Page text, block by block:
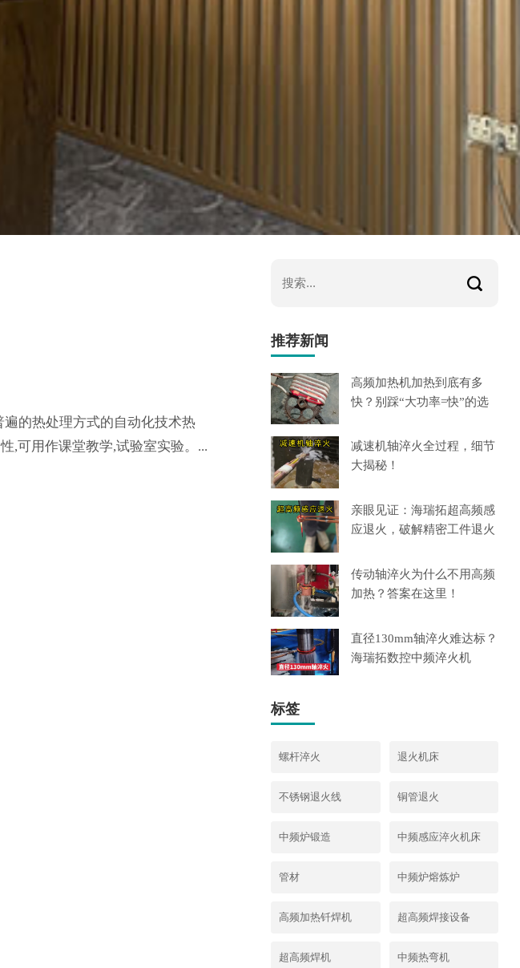
的热处理方式的自动化技术热
,可用作课堂教学,试验室实验。...
推荐新闻
高频加热机加热到底有多
快？别踩“大功率=快”的选
减速机轴淬火全过程，细节
大揭秘！
亲眼见证：海瑞拓超高频感
应退火，破解精密工件退火
传动轴淬火为什么不用高频
加热？答案在这里！
​直径130mm轴淬火难达标？
海瑞拓数控中频淬火机
标签
螺杆淬火 退火机床
不锈钢退火线 铜管退火
中频炉锻造 中频感应淬火机床
管材 中频炉熔炼炉
高频加热钎焊机 超高频焊接设备
超高频焊机 中频热弯机